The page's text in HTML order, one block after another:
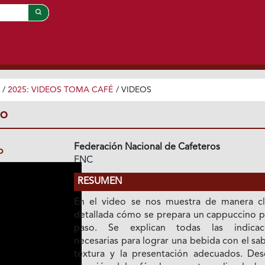
/ 2025: VIDEOS TOMA CAFÉ / VIDEOS
Federación Nacional de Cafeteros
FNC
RESUMEN
En el video se nos muestra de manera
detallada cómo se prepara un cappuccino
paso. Se explican todas las
necesarias para lograr una bebida con el
textura y la presentación adecuados.